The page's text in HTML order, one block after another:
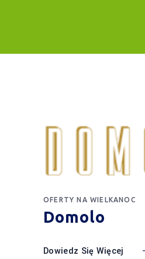
OFERTY NA WIELKANOC
Domolo
Dowiedz Się Więcej